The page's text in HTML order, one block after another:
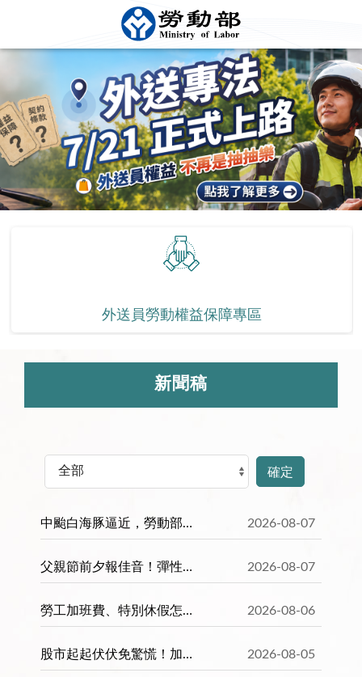
⏸ 停止播放
區
新聞稿
確定
中颱白海豚逼近，勞動部提醒，雇主若要求勞工出勤，應負通勤協助責任，且針對戶外工作、搶修等外勤作業，勞動部有六大提醒 2026-08-07
父親節前夕報佳音！彈性育嬰留停「以日申請」突破4萬筆 「神隊友」育兒新風潮！7月男性申辦比重連續三個月超越女性 2026-08-07
勞工加班費、特別休假怎麼計算？勞動部推「加班費」及「特別休假日數」試算系統懶人包影片，教你輕鬆算。 2026-08-06
股市起起伏伏免驚慌！加碼勞工專屬「ETF」 自願提繳退休金 保本保息才安心！ 2026-08-05